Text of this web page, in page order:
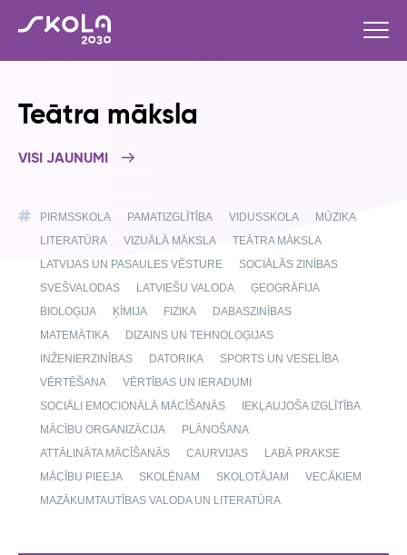
Teātra māksla
VISI JAUNUMI
PIRMSSKOLA PAMATIZGLĪTĪBA VIDUSSKOLA
MŪZIKA
LITERATŪRA
VIZUĀLĀ MĀKSLA
TEĀTRA MĀKSLA
LATVIJAS UN PASAULES VĒSTURE
SOCIĀLĀS ZINĪBAS
SVEŠVALODAS
LATVIEŠU VALODA
ĢEOGRĀFIJA
BIOLOĢIJA
ĶĪMIJA FIZIKA
DABASZINĪBAS
MATEMĀTIKA
DIZAINS UN TEHNOLOĢIJAS
INŽENIERZINĪBAS
DATORIKA
SPORTS UN VESELĪBA
VĒRTĒŠANA
VĒRTĪBAS UN IERADUMI
SOCIĀLI EMOCIONĀLĀ MĀCĪŠANĀS
IEKĻAUJOŠA IZGLĪTĪBA
MĀCĪBU ORGANIZĀCIJA
PLĀNOŠANA
ATTĀLINĀTA MĀCĪŠANĀS
CAURVIJAS
LABĀ PRAKSE
MĀCĪBU PIEEJA
SKOLĒNAM SKOLOTĀJAM
VECĀKIEM
MAZĀKUMTAUTĪBAS VALODA UN LITERATŪRA